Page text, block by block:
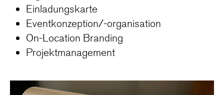
Einladungskarte
Eventkonzeption/-organisation
On-Location Branding
Projektmanagement